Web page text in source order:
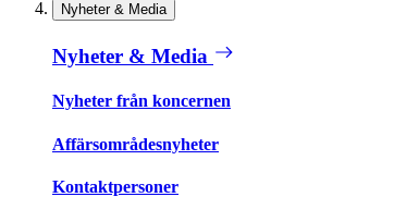
Nyheter & Media
Nyheter & Media
Nyheter från koncernen
Affärsområdesnyheter
Kontaktpersoner